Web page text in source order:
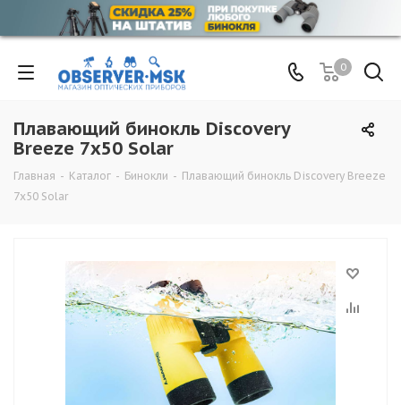
0
Плавающий бинокль Discovery
Breeze 7x50 Solar
Главная - Каталог - Бинокли - Плавающий бинокль Discovery Breeze
7x50 Solar